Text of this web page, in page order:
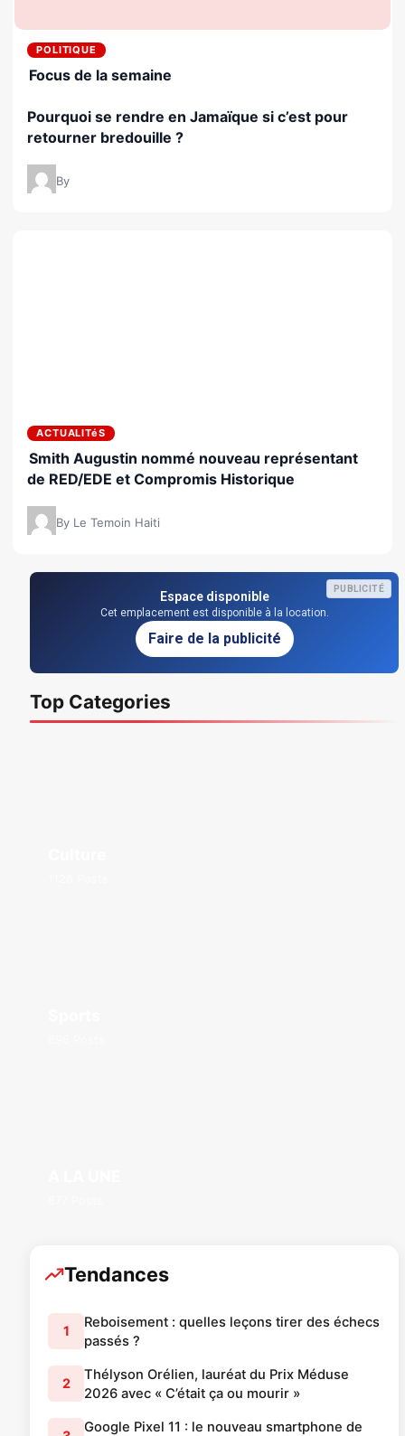
POLITIQUE
Focus de la semaine
Pourquoi se rendre en Jamaïque si c’est pour
retourner bredouille ?
By
ACTUALITéS
Smith Augustin nommé nouveau représentant
de RED/EDE et Compromis Historique
By Le Temoin Haiti
PUBLICITÉ
Espace disponible
Cet emplacement est disponible à la location.
Faire de la publicité
Top Categories
Tendances
1
Reboisement : quelles leçons tirer des échecs
passés ?
2
Thélyson Orélien, lauréat du Prix Méduse
2026 avec « C’était ça ou mourir »
Google Pixel 11 : le nouveau smartphone de